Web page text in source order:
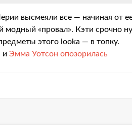
высмеяли все — начиная от
модный «провал». Кэти срочно
этого lookа — в топку.
и Эмма Уотсон опозорилась